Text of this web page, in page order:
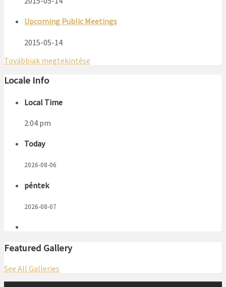
Upcoming Public Meetings
2015-05-14
Továbbiak megtekintése
Locale Info
Local Time
2:04 pm
Today
2026-08-06
péntek
2026-08-07
Featured Gallery
See All Galleries